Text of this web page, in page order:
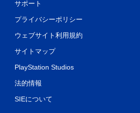
サポート
プライバシーポリシー
ウェブサイト利用規約
サイトマップ
PlayStation Studios
法的情報
SIEについて